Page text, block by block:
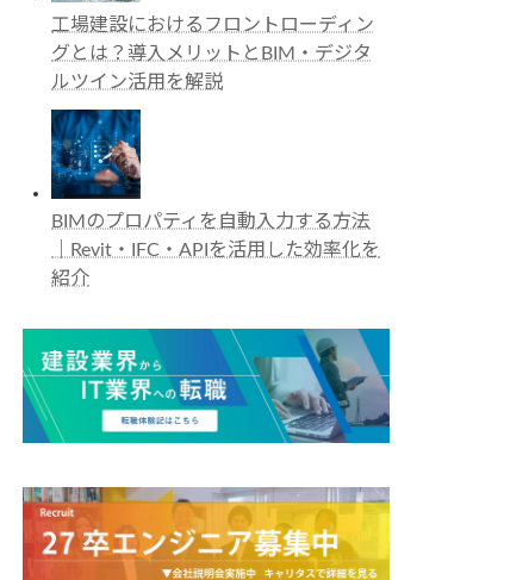
工場建設におけるフロントローディン
グとは？導入メリットとBIM・デジタ
ルツイン活用を解説
BIMのプロパティを自動入力する方法
｜Revit・IFC・APIを活用した効率化を
紹介